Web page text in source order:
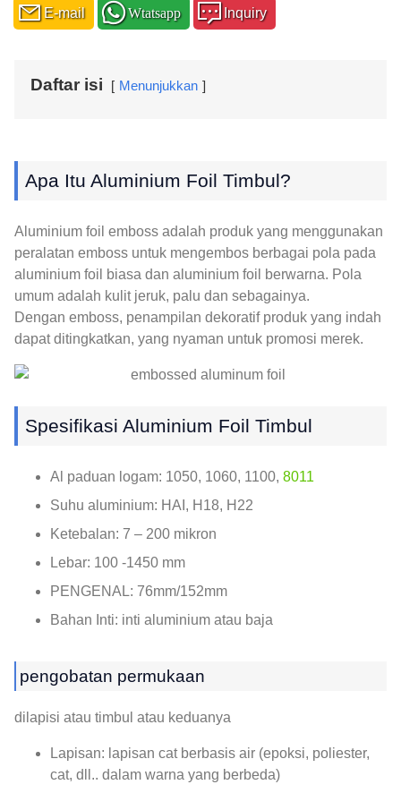
E-mail Wtatsapp Inquiry
Daftar isi Menunjukkan
Apa Itu Aluminium Foil Timbul?
Aluminium foil emboss adalah produk yang menggunakan
peralatan emboss untuk mengembos berbagai pola pada
aluminium foil biasa dan aluminium foil berwarna. Pola
umum adalah kulit jeruk, palu dan sebagainya.
Dengan emboss, penampilan dekoratif produk yang indah
dapat ditingkatkan, yang nyaman untuk promosi merek.
Spesifikasi Aluminium Foil Timbul
Al paduan logam: 1050, 1060, 1100, 8011
Suhu aluminium: HAI, H18, H22
Ketebalan: 7 – 200 mikron
Lebar: 100 -1450 mm
PENGENAL: 76mm/152mm
Bahan Inti: inti aluminium atau baja
pengobatan permukaan
dilapisi atau timbul atau keduanya
Lapisan: lapisan cat berbasis air (epoksi, poliester,
cat, dll.. dalam warna yang berbeda)